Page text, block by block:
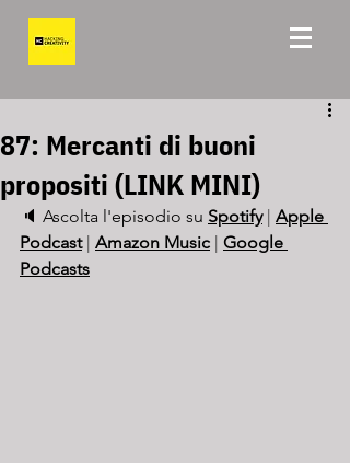
87: Mercanti di buoni
propositi (LINK MINI)
🔈 Ascolta l'episodio su Spotify | Apple
Podcast | Amazon Music | Google
Podcasts